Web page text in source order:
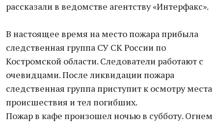
рассказали в ведомстве агентству «Интерфакс».
В настоящее время на место пожара прибыла
следственная группа СУ СК России по
Костромской области. Следователи работают с
очевидцами. После ликвидации пожара
следственная группа приступит к осмотру места
происшествия и тел погибших.
Пожар в кафе произошел ночью в субботу. Огнем